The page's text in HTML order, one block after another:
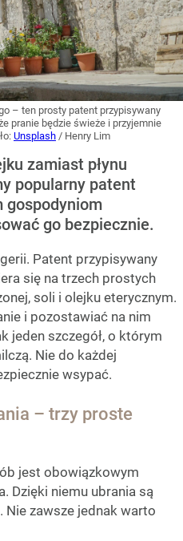
– ten prosty patent przypisywany
pranie będzie świeże i przyjemnie
Unsplash / Henry Lim
zamiast płynu
popularny patent
gospodyniom
go bezpiecznie.
Patent przypisywany
się na trzech prostych
soli i olejku eterycznym.
i pozostawiać na nim
jeden szczegół, o którym
Nie do każdej
wsypać.
– trzy proste
jest obowiązkowym
Dzięki niemu ubrania są
Nie zawsze jednak warto